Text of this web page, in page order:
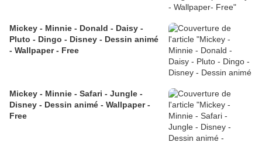
Mickey - Minnie - Donald - Daisy -
Pluto - Dingo - Disney - Dessin animé
- Wallpaper - Free
Mickey - Minnie - Safari - Jungle -
Disney - Dessin animé - Wallpaper -
Free